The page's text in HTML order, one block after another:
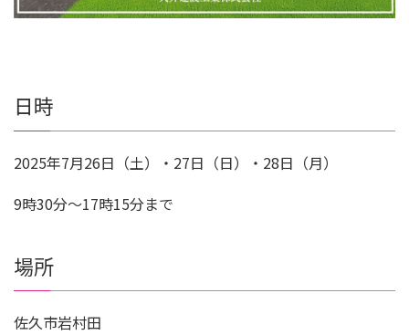
日時
2025年7月26日（土）・27日（日）・28日（月）
9時30分～17時15分まで
場所
佐久市岩村田